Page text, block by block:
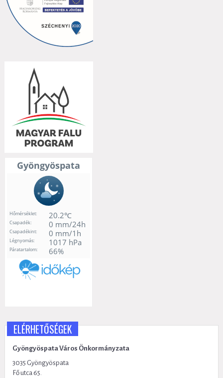
ELÉRHETŐSÉGEK
Gyöngyöspata Város Önkormányzata
3035 Gyöngyöspata
Fő utca 65.